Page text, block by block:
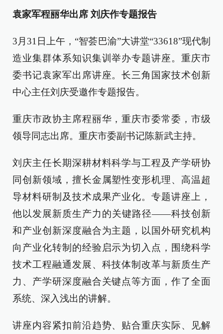
袁家军程丽华出席 刘庆作专题报告
3月31日上午，“智荟巴渝”大讲堂“33618”现代制
造业集群体系知识集训举办专题讲座。重庆市
委书记袁家军出席讲座。长三角国家技术创新
中心主任刘庆受邀作专题报告。
重庆市政协主席程丽华，重庆市委常委，市级
领导同志出席。重庆市委副书记陈新武主持。
刘庆主任长期深耕材料科学与工程及产学研协
同创新领域，擅长金属塑性变形机理、高温超
导材料研制及技术成果产业化。专题讲座上，
他以发展新质生产力的关键路径——科技创新
和产业创新深度融合为主题，以国外研究机构
向产业化转制的经验启示为切入点，围绕科学
技术工程融通发展、科技体制改革与新质生产
力、产学研深度融合关键点等方面，作了全面
系统、深入浅出的讲解。
讲座内容紧扣前沿趋势、贴合重庆实际、见解